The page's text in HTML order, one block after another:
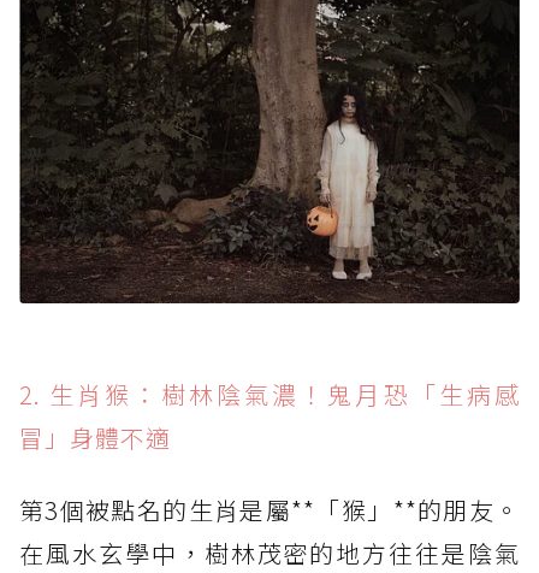
2. 生肖猴：樹林陰氣濃！鬼月恐「生病感
冒」身體不適
第3個被點名的生肖是屬**「猴」**的朋友。
在風水玄學中，樹林茂密的地方往往是陰氣